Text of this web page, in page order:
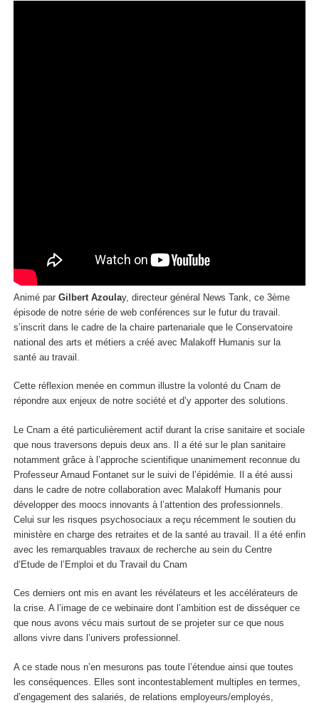
Animé par Gilbert Azoulay, directeur général News Tank, ce 3ème
épisode de notre série de web conférences sur le futur du travail.
s’inscrit dans le cadre de la chaire partenariale que le Conservatoire
national des arts et métiers a créé avec Malakoff Humanis sur la
santé au travail.
Cette réflexion menée en commun illustre la volonté du Cnam de
répondre aux enjeux de notre société et d’y apporter des solutions.
Le Cnam a été particulièrement actif durant la crise sanitaire et sociale
que nous traversons depuis deux ans. Il a été sur le plan sanitaire
notamment grâce à l’approche scientifique unanimement reconnue du
Professeur Arnaud Fontanet sur le suivi de l’épidémie. Il a été aussi
dans le cadre de notre collaboration avec Malakoff Humanis pour
développer des moocs innovants à l’attention des professionnels.
Celui sur les risques psychosociaux a reçu récemment le soutien du
ministère en charge des retraites et de la santé au travail. Il a été enfin
avec les remarquables travaux de recherche au sein du Centre
d’Etude de l’Emploi et du Travail du Cnam
Ces derniers ont mis en avant les révélateurs et les accélérateurs de
la crise. A l’image de ce webinaire dont l’ambition est de disséquer ce
que nous avons vécu mais surtout de se projeter sur ce que nous
allons vivre dans l’univers professionnel.
A ce stade nous n’en mesurons pas toute l’étendue ainsi que toutes
les conséquences. Elles sont incontestablement multiples en termes,
d’engagement des salariés, de relations employeurs/employés,